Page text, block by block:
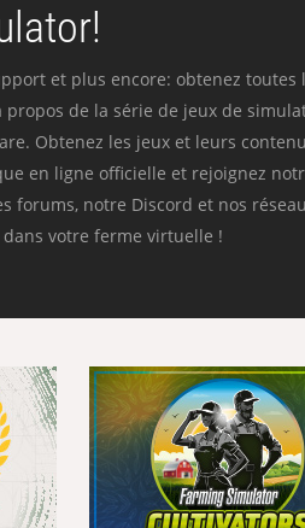
et plus encore: obtenez toutes
de la série de jeux de
Obtenez les jeux et leurs
en ligne officielle et rejoignez
forums, notre Discord et nos
votre ferme virtuelle !